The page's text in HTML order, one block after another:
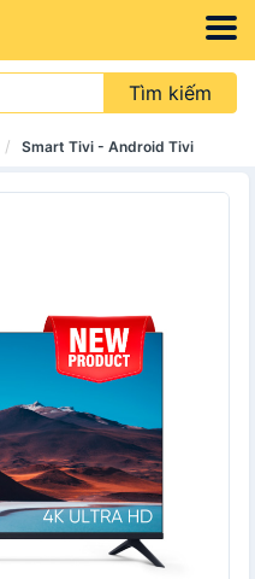
Tìm kiếm
Smart Tivi - Android Tivi